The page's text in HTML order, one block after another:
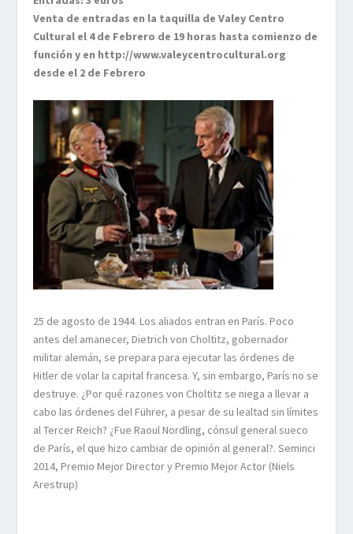
Venta de entradas en la taquilla de Valey Centro
Cultural el 4 de Febrero de 19 horas hasta comienzo de
función y en http://www.valeycentrocultural.org
desde el 2 de Febrero
25 de agosto de 1944. Los aliados entran en París. Poco
antes del amanecer, Dietrich von Choltitz, gobernador
militar alemán, se prepara para ejecutar las órdenes de
Hitler de volar la capital francesa. Y, sin embargo, París no se
destruye. ¿Por qué razones von Choltitz se niega a llevar a
cabo las órdenes del Führer, a pesar de su lealtad sin límites
al Tercer Reich? ¿Fue Raoul Nordling, cónsul general sueco
de París, el que hizo cambiar de opinión al general?. Seminci
2014, Premio Mejor Director y Premio Mejor Actor (Niels
Arestrup)